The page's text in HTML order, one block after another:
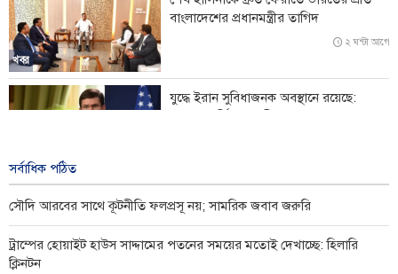
খবর
বাংলাদেশের প্রধানমন্ত্রীর তাগিদ
২ ঘন্টা আগে
বিশ্ব
যুদ্ধে ইরান সুবিধাজনক অবস্থানে রয়েছে:
সর্বাধিক পঠিত
সৌদি আরবের সাথে কূটনীতি ফলপ্রসূ নয়; সামরিক জবাব জরুরি
ট্রাম্পের হোয়াইট হাউস সাদ্দামের পতনের সময়ের মতোই দেখাচ্ছে: হিলারি
ক্লিনটন